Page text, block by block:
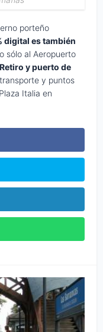
porteño
digital es también
sólo al Aeropuerto
y puerto de
y puntos
Italia en